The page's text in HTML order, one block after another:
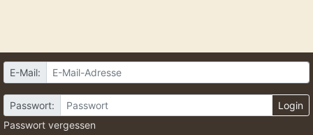
E-Mail:
Passwort:
Login
Passwort vergessen